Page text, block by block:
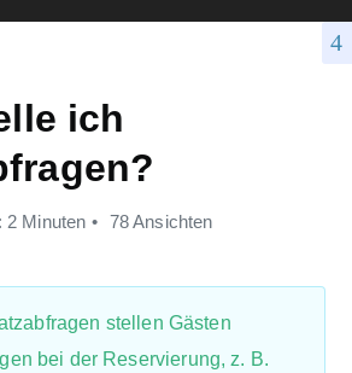
ich
2 Minuten 78 Ansichten
stellen Gästen
bei der Reservierung, z. B.